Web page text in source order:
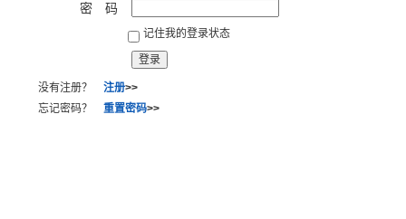
密 码
记住我的登录状态
没有注册？ 注册>>
忘记密码？ 重置密码>>